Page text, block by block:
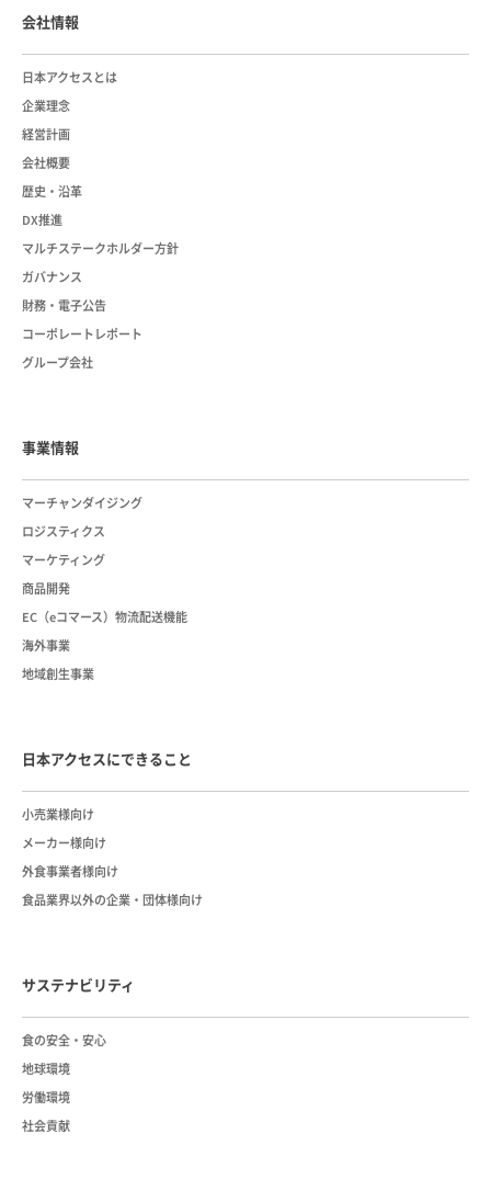
会社情報
日本アクセスとは
企業理念
経営計画
会社概要
歴史・沿革
DX推進
マルチステークホルダー方針
ガバナンス
財務・電子公告
コーポレートレポート
グループ会社
事業情報
マーチャンダイジング
ロジスティクス
マーケティング
商品開発
EC（eコマース）物流配送機能
海外事業
地域創生事業
日本アクセスにできること
小売業様向け
メーカー様向け
外食事業者様向け
食品業界以外の企業・団体様向け
サステナビリティ
⾷の安全・安⼼
地球環境
労働環境
社会貢献